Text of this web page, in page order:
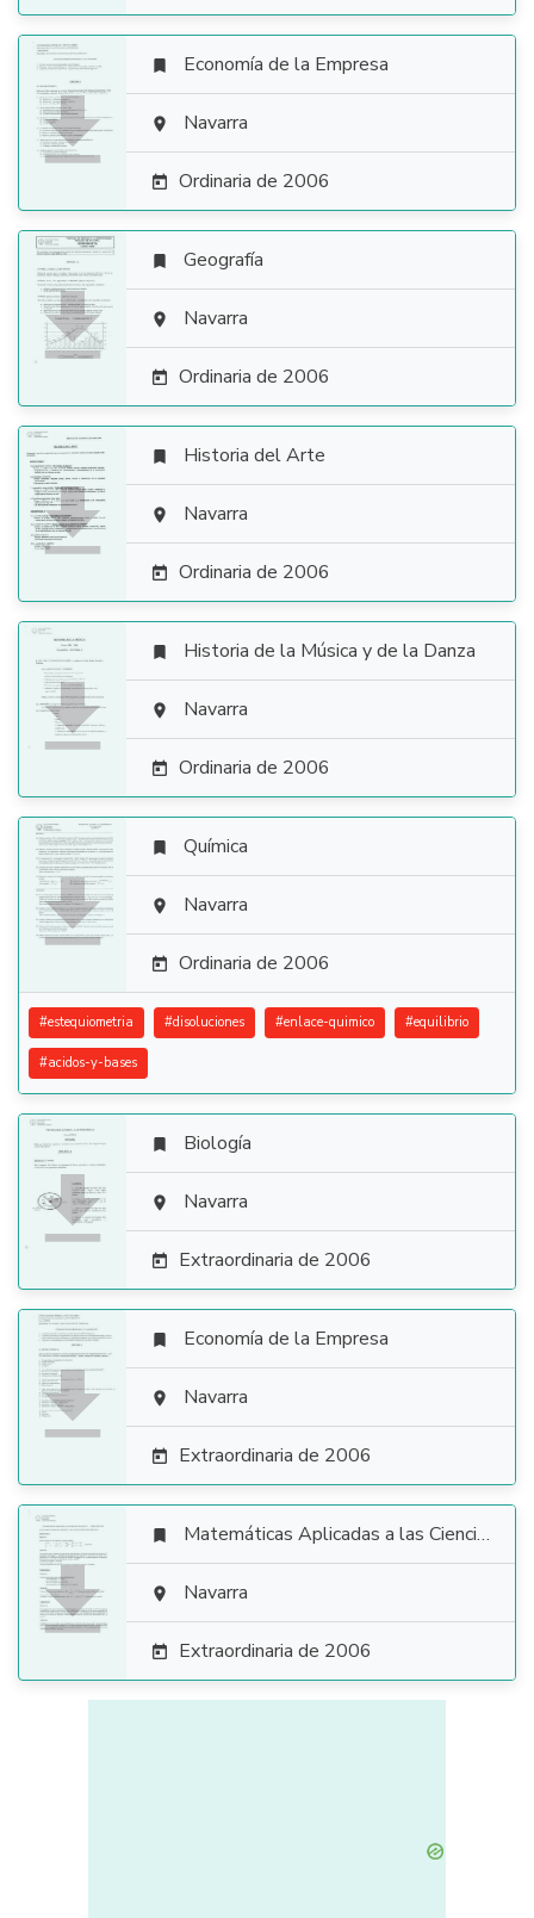

 Economía de la Empresa
 Navarra
 Ordinaria de 2006

 Geografía
 Navarra
 Ordinaria de 2006

 Historia del Arte
 Navarra
 Ordinaria de 2006

 Historia de la Música y de la Danza
 Navarra
 Ordinaria de 2006

 Química
 Navarra
 Ordinaria de 2006
#estequiometria #disoluciones #enlace-quimico #equilibrio
#acidos-y-bases

 Biología
 Navarra
 Extraordinaria de 2006

 Economía de la Empresa
 Navarra
 Extraordinaria de 2006

 Matemáticas Aplicadas a las Ciencias Sociales
 Navarra
 Extraordinaria de 2006